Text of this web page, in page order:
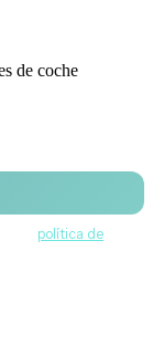
de coche
política de